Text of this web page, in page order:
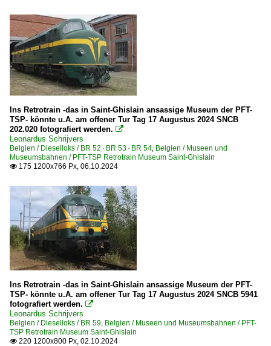
Ins Retrotrain -das in Saint-Ghislain ansassige Museum der PFT-
TSP- könnte u.A. am offener Tur Tag 17 Augustus 2024 SNCB
202.020 fotografiert werden. 
Leonardus Schrijvers
Belgien / Dieselloks / BR 52 · BR 53 · BR 54, Belgien / Museen und
Museumsbahnen / PFT-TSP Retrotrain Museum Saint-Ghislain
 175 1200x766 Px, 06.10.2024
Ins Retrotrain -das in Saint-Ghislain ansassige Museum der PFT-
TSP- könnte u.A. am offener Tur Tag 17 Augustus 2024 SNCB 5941
fotografiert werden. 
Leonardus Schrijvers
Belgien / Dieselloks / BR 59, Belgien / Museen und Museumsbahnen / PFT-
TSP Retrotrain Museum Saint-Ghislain
 220 1200x800 Px, 02.10.2024